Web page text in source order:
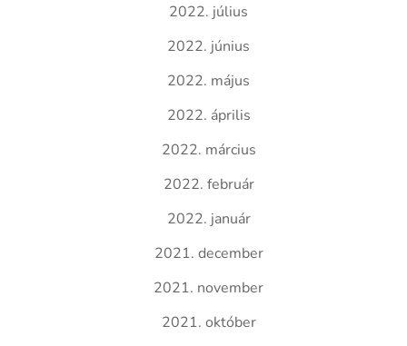
2022. július
2022. június
2022. május
2022. április
2022. március
2022. február
2022. január
2021. december
2021. november
2021. október